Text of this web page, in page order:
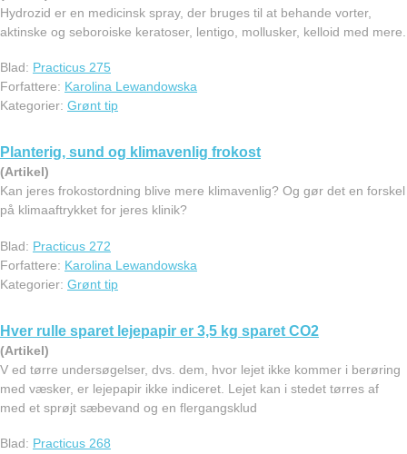
Hydrozid er en medicinsk spray, der bruges til at behande vorter,
aktinske og seboroiske keratoser, lentigo, mollusker, kelloid med mere.
Blad: Practicus 275
Forfattere: Karolina Lewandowska
Kategorier: Grønt tip
Planterig, sund og klimavenlig frokost
(Artikel)
Kan jeres frokostordning blive mere klimavenlig? Og gør det en forskel
på klimaaftrykket for jeres klinik?
Blad: Practicus 272
Forfattere: Karolina Lewandowska
Kategorier: Grønt tip
Hver rulle sparet lejepapir er 3,5 kg sparet CO2
(Artikel)
V ed tørre undersøgelser, dvs. dem, hvor lejet ikke kommer i berøring
med væsker, er lejepapir ikke indiceret. Lejet kan i stedet tørres af
med et sprøjt sæbevand og en flergangsklud
Blad: Practicus 268